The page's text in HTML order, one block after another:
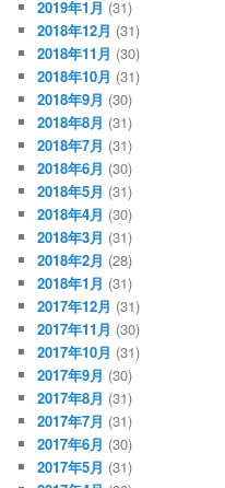
2019年1月 (31)
2018年12月 (31)
2018年11月 (30)
2018年10月 (31)
2018年9月 (30)
2018年8月 (31)
2018年7月 (31)
2018年6月 (30)
2018年5月 (31)
2018年4月 (30)
2018年3月 (31)
2018年2月 (28)
2018年1月 (31)
2017年12月 (31)
2017年11月 (30)
2017年10月 (31)
2017年9月 (30)
2017年8月 (31)
2017年7月 (31)
2017年6月 (30)
2017年5月 (31)